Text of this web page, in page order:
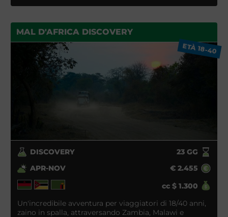
MAL D'AFRICA DISCOVERY
ETÀ 18-40
DISCOVERY 23GG
APR-NOV
€ 2.455
cc $ 1.300
Un'incredibile avventura per viaggiatori di 18/40 anni,
zaino in spalla, attraversando Zambia, Malawi e